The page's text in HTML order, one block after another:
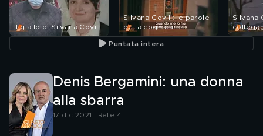
Il giallo di Silvana Covili
Silvana Covili: le parole
della cognata
Silvana
Puntata intera
Denis Bergamini: una donna
alla sbarra
17 dic 2021 | Rete 4